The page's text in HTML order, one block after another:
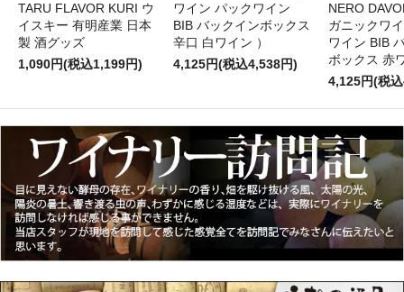
TARU FLAVOR KURI ウ
イスキー 有明産業 日本
製 酒グッズ
1,090円(税込1,199円)
ワイン パックワイン
BIB バックインボックス
辛口 白ワイン ）
4,125円(税込4,538円)
NERO
ガニックワ
ワイン BIB
ボックス 赤
4,125円(税